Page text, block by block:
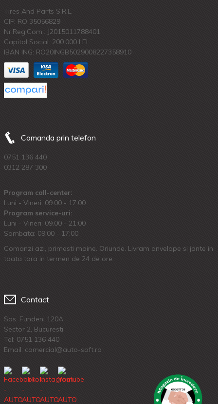
Tires And Parts S.R.L.
CIF: RO 35056829
Nr.Reg.Com.: J2015011788401
Capital Social: 200.000 LEI
IBAN ING: RO20INGB5029008227358910
Comanda prin telefon
0751 136 440
0312 287 300
Program call-center:
Luni - Vineri: 09:00 - 17:00
Program service-uri:
Luni - Vineri: 09.00 - 21:00
Sambata: 09:00 - 17:00
Comanzi azi, primesti maine. Oriunde. Livram anvelope si jante in
toata tara in termen de 24 de ore.
Contact
Sos. Fundeni 120A
Sector 2, Bucuresti
Tel: 0751 136 440
Email: comercial@auto-soft.ro